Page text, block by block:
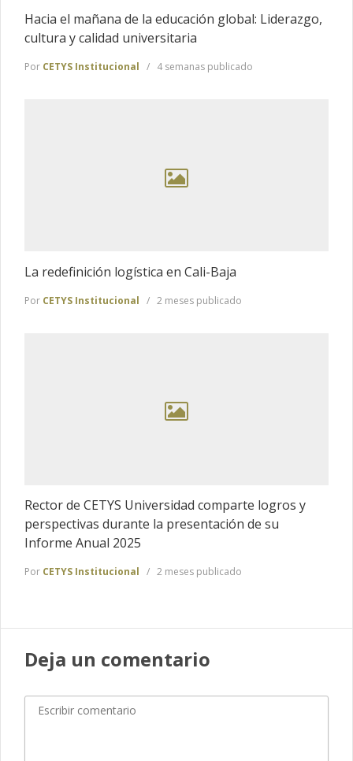
Hacia el mañana de la educación global: Liderazgo,
cultura y calidad universitaria
Por CETYS Institucional 4 semanas publicado
La redefinición logística en Cali-Baja
Por CETYS Institucional 2 meses publicado
Rector de CETYS Universidad comparte logros y
perspectivas durante la presentación de su
Informe Anual 2025
Por CETYS Institucional 2 meses publicado
Deja un comentario